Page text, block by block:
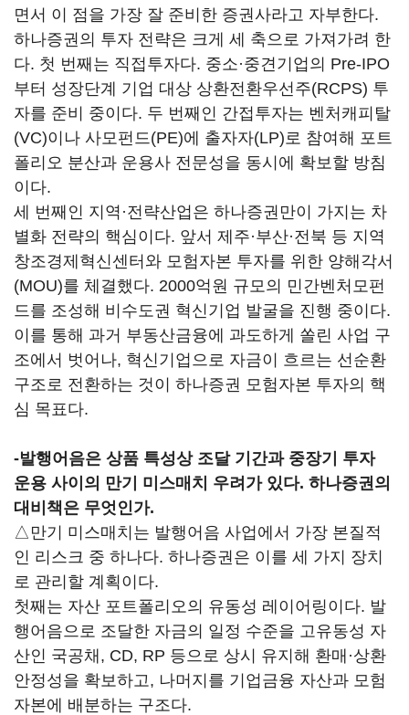
면서 이 점을 가장 잘 준비한 증권사라고 자부한다.
하나증권의 투자 전략은 크게 세 축으로 가져가려 한
다. 첫 번째는 직접투자다. 중소·중견기업의 Pre-IPO
부터 성장단계 기업 대상 상환전환우선주(RCPS) 투
자를 준비 중이다. 두 번째인 간접투자는 벤처캐피탈
(VC)이나 사모펀드(PE)에 출자자(LP)로 참여해 포트
폴리오 분산과 운용사 전문성을 동시에 확보할 방침
이다.
세 번째인 지역·전략산업은 하나증권만이 가지는 차
별화 전략의 핵심이다. 앞서 제주·부산·전북 등 지역
창조경제혁신센터와 모험자본 투자를 위한 양해각서
(MOU)를 체결했다. 2000억원 규모의 민간벤처모펀
드를 조성해 비수도권 혁신기업 발굴을 진행 중이다.
이를 통해 과거 부동산금융에 과도하게 쏠린 사업 구
조에서 벗어나, 혁신기업으로 자금이 흐르는 선순환
구조로 전환하는 것이 하나증권 모험자본 투자의 핵
심 목표다.
-발행어음은 상품 특성상 조달 기간과 중장기 투자
운용 사이의 만기 미스매치 우려가 있다. 하나증권의
대비책은 무엇인가.
△만기 미스매치는 발행어음 사업에서 가장 본질적
인 리스크 중 하나다. 하나증권은 이를 세 가지 장치
로 관리할 계획이다.
첫째는 자산 포트폴리오의 유동성 레이어링이다. 발
행어음으로 조달한 자금의 일정 수준을 고유동성 자
산인 국공채, CD, RP 등으로 상시 유지해 환매·상환
안정성을 확보하고, 나머지를 기업금융 자산과 모험
자본에 배분하는 구조다.